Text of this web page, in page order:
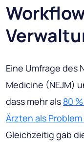
Eine Umfrage des
Medicine (NEJM)
dass mehr als 80
Ärzten als
Gleichzeitig gab